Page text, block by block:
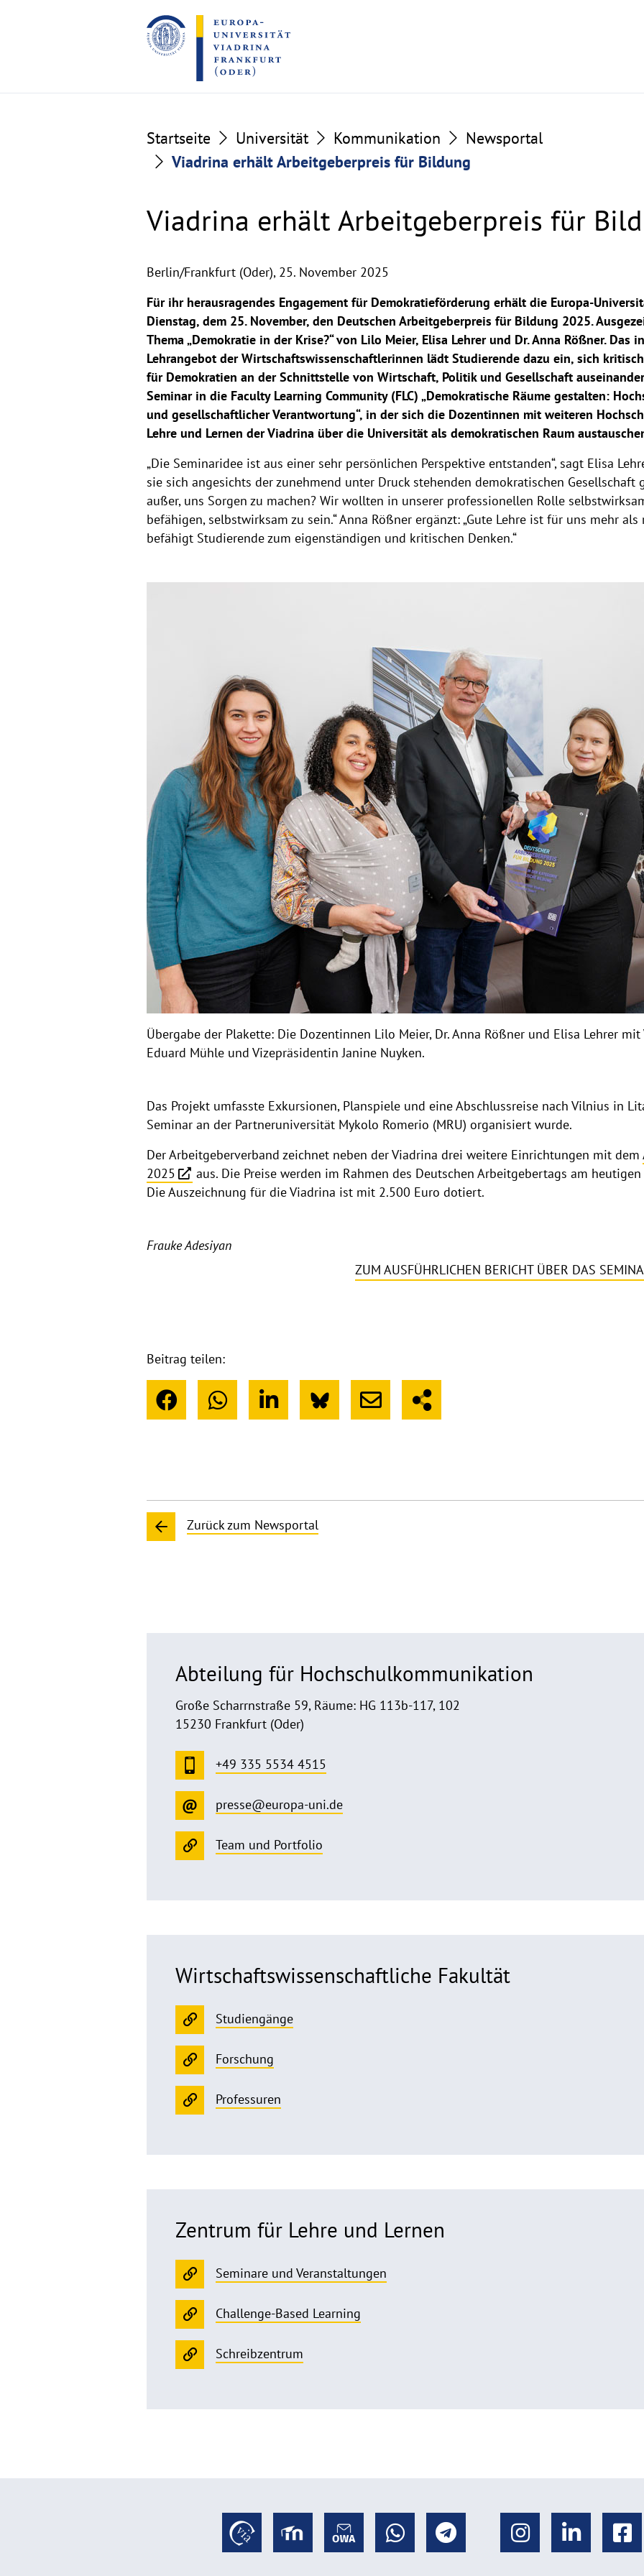
to
the
content
to
the
footer
Startseite Universität Kommunikation
Newsportal
Viadrina erhält Arbeitgeberpreis für Bildung
Viadrina erhält Arbeitgeberpreis für
Berlin/Frankfurt (Oder), 25. November 2025
Für ihr herausragendes Engagement für Demokratieförderung erhält die Europa-
Dienstag, dem 25. November, den Deutschen Arbeitgeberpreis für Bildung 2025.
Thema „Demokratie in der Krise?“ von Lilo Meier, Elisa Lehrer und Dr. Anna Rößner.
Lehrangebot der Wirtschaftswissenschaftlerinnen lädt Studierende dazu ein, sich
für Demokratien an der Schnittstelle von Wirtschaft, Politik und Gesellschaft
Seminar in die Faculty Learning Community (FLC) „Demokratische Räume gestalten:
und gesellschaftlicher Verantwortung“, in der sich die Dozentinnen mit weiteren
Lehre und Lernen der Viadrina über die Universität als demokratischen Raum
„Die Seminaridee ist aus einer sehr persönlichen Perspektive entstanden“, sagt Elisa
sie sich angesichts der zunehmend unter Druck stehenden demokratischen Gesellschaft
außer, uns Sorgen zu machen? Wir wollten in unserer professionellen Rolle
befähigen, selbstwirksam zu sein.“ Anna Rößner ergänzt: „Gute Lehre ist für uns mehr
befähigt Studierende zum eigenständigen und kritischen Denken.“
Übergabe der Plakette: Die Dozentinnen Lilo Meier, Dr. Anna Rößner und Elisa Lehrer mit
Eduard Mühle und Vizepräsidentin Janine Nuyken.
Das Projekt umfasste Exkursionen, Planspiele und eine Abschlussreise nach Vilnius in
Seminar an der Partneruniversität Mykolo Romerio (MRU) organisiert wurde.
Der Arbeitgeberverband zeichnet neben der Viadrina drei weitere Einrichtungen mit dem
2025
aus. Die Preise werden im Rahmen des Deutschen Arbeitgebertags am
Die Auszeichnung für die Viadrina ist mit 2.500 Euro dotiert.
Frauke Adesiyan
ZUM AUSFÜHRLICHEN BERICHT ÜBER DAS
Beitrag teilen:
Zurück zum Newsportal
Abteilung für Hochschulkommunikation
Große Scharrnstraße 59, Räume: HG 113b-117, 102
15230 Frankfurt (Oder)
+49 335 5534 4515
presse@europa-uni.de
Team und Portfolio
Wirtschafts­wissenschaftliche Fakultät
Studiengänge
Forschung
Professuren
Zentrum für Lehre und Lernen
Seminare und Veranstaltungen
Challenge-Based Learning
Schreibzentrum